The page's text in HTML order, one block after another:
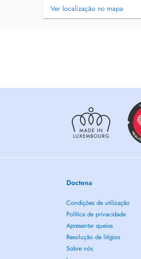
Ver localização no mapa
Doctena
Condições de utilização
Política de privacidade
Apresentar queixa
Resolução de litígios
Sobre nós